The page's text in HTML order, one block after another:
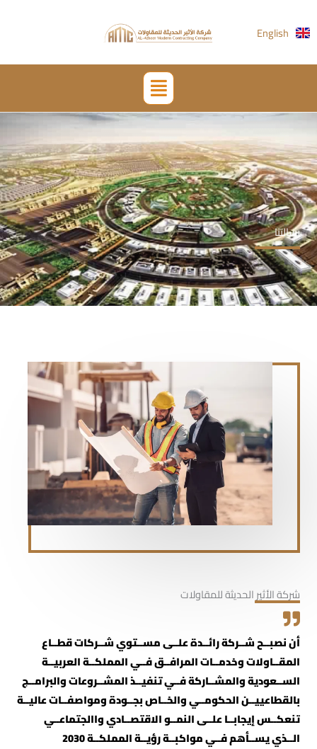
إلى
English
القائمة
رسالتنا
شركة الأثير الحديثة للمقاولات
أن نصبــح شــركة رائــدة علــى مســتوي شــركات قطــاع
المقــاولات وخدمــات المرافــق فــي المملكــة العربيــة
الســعودية والمشــاركة فــي تنفيــذ المشــروعات والبرامــج
بالقطاعييــن الحكومــي والخــاص بجــودة ومواصفــات عاليــة
تنعكــس إيجابــا علــى النمــو الاقتصــادي واالجتماعــي
الــذي يســأهم فــي مواكبــة رؤيــة المملكــة 2030